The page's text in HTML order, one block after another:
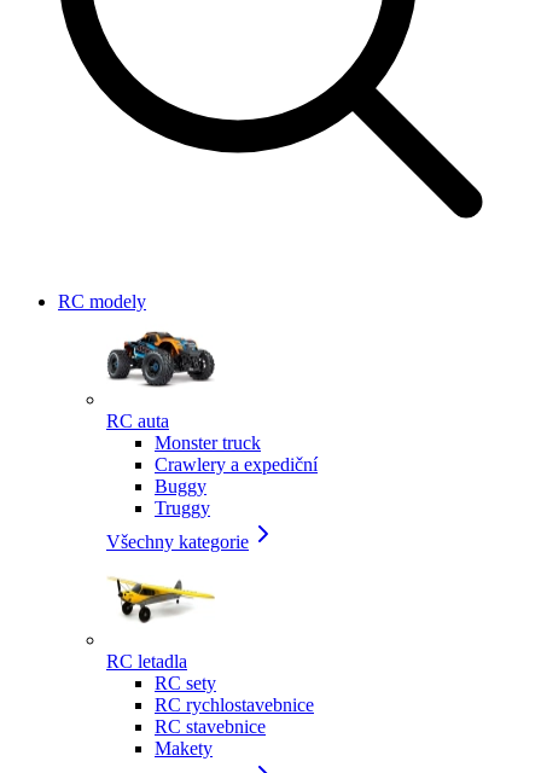
RC modely
RC auta
Monster truck
Crawlery a expediční
Buggy
Truggy
Všechny kategorie
RC letadla
RC sety
RC rychlostavebnice
RC stavebnice
Makety